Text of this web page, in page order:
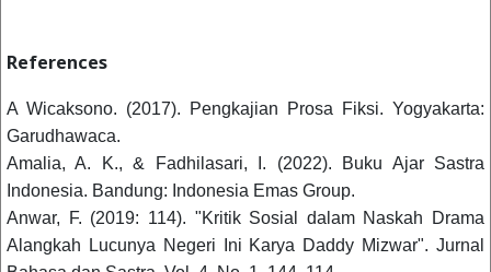
References
A Wicaksono. (2017). Pengkajian Prosa Fiksi. Yogyakarta:
Garudhawaca.
Amalia, A. K., & Fadhilasari, I. (2022). Buku Ajar Sastra
Indonesia. Bandung: Indonesia Emas Group.
Anwar, F. (2019: 114). "Kritik Sosial dalam Naskah Drama
Alangkah Lucunya Negeri Ini Karya Daddy Mizwar". Jurnal